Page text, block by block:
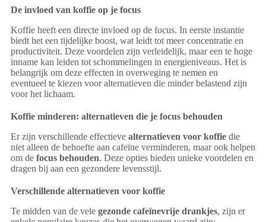
De invloed van koffie op je focus
Koffie heeft een directe invloed op de focus. In eerste instantie
biedt het een tijdelijke boost, wat leidt tot meer concentratie en
productiviteit. Deze voordelen zijn verleidelijk, maar een te hoge
inname kan leiden tot schommelingen in energieniveaus. Het is
belangrijk om deze effecten in overweging te nemen en
eventueel te kiezen voor alternatieven die minder belastend zijn
voor het lichaam.
Koffie minderen: alternatieven die je focus behouden
Er zijn verschillende effectieve alternatieven voor koffie die
niet alleen de behoefte aan cafeïne verminderen, maar ook helpen
om de focus behouden. Deze opties bieden unieke voordelen en
dragen bij aan een gezondere levensstijl.
Verschillende alternatieven voor koffie
Te midden van de vele gezonde cafeïnevrije drankjes, zijn er